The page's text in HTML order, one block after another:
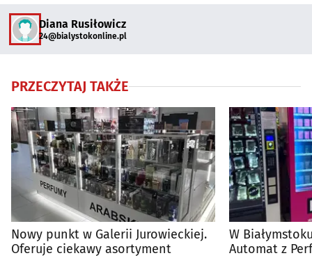
Diana Rusiłowicz
24@bialystokonline.pl
PRZECZYTAJ TAKŻE
Nowy punkt w Galerii Jurowieckiej.
Oferuje ciekawy asortyment
W
Automat z